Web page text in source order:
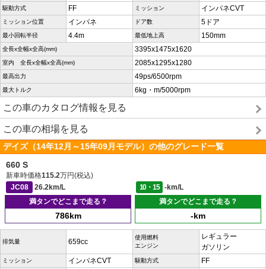
駆動方式 FF ミッション インパネCVT
ミッション位置 インパネ ドア数 5ドア
最小回転半径 4.4m 最低地上高 150mm
全長x全幅x全高(mm) 3395x1475x1620
室内 全長x全幅x全高(mm) 2085x1295x1280
最高出力 49ps/6500rpm
最大トルク 6kg・m/5000rpm
この車のカタログ情報を見る
この車の相場を見る
デイズ（14年12月～15年09月モデル）の他のグレード一覧
660 S
新車時価格115.2万円(税込)
JC08
26.2km/L 10・15
-km/L
満タンでどこまで走る？
786km
満タンでどこまで走る？
-km
排気量 659cc
使用燃料
エンジン
レギュラー
ガソリン
ミッション インパネCVT 駆動方式 FF